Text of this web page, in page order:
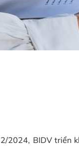
2024, BIDV triển